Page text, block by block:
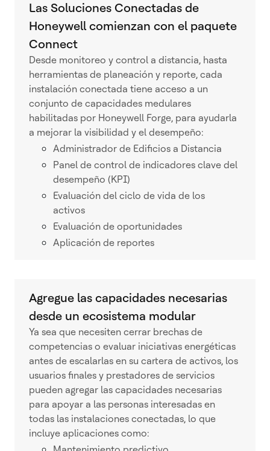
Las Soluciones Conectadas de
Honeywell comienzan con el paquete
Connect
Desde monitoreo y control a distancia, hasta
herramientas de planeación y reporte, cada
instalación conectada tiene acceso a un
conjunto de capacidades medulares
habilitadas por Honeywell Forge, para ayudarla
a mejorar la visibilidad y el desempeño:
Administrador de Edificios a Distancia
Panel de control de indicadores clave del
desempeño (KPI)
Evaluación del ciclo de vida de los
activos
Evaluación de oportunidades
Aplicación de reportes
Agregue las capacidades necesarias
desde un ecosistema modular
Ya sea que necesiten cerrar brechas de
competencias o evaluar iniciativas energéticas
antes de escalarlas en su cartera de activos, los
usuarios finales y prestadores de servicios
pueden agregar las capacidades necesarias
para apoyar a las personas interesadas en
todas las instalaciones conectadas, lo que
incluye aplicaciones como: